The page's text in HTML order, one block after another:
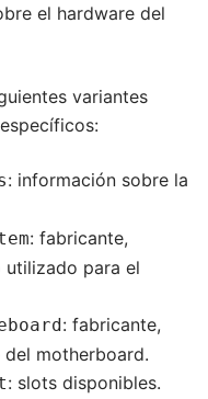
el hardware del
variantes
: información sobre la
: fabricante,
utilizado para el
: fabricante,
del motherboard.
: slots disponibles.